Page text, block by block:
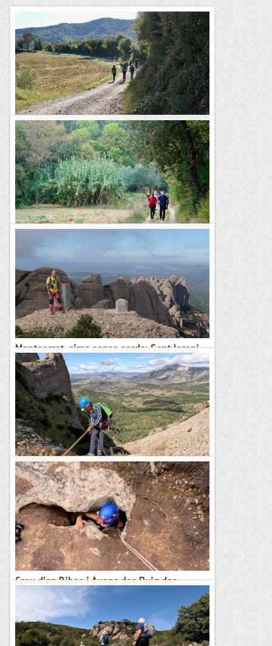
GR2: Sant Martí Sesserres - Besalú
Una nova etapa del GR2, el camí de gran recorregut que
comença a la Jonquera i acaba a Sant Adrià de Besòs. Avui
hem deixat enrere l’Alt Empordà i hem entrat a la...
Blog de muntanya
GR2: Terrades - Sant Martí Sesserres
Segona etapa del GR2, el camí de gran recorregut que
comença a La Jonquera i acaba a Sant Adrià. Avui hem seguit
recorrent l'Alt Empordà sortint de la petita...
Blog de muntanya
Montserrat, cims sense corda: Sant Jeroni
(II)
Ja fa quatre anys que es va publicar el llibre Montserrat, cims
sense corda. En aquesta publicació es proposa un bon grapat
d'ascensions a roques i agulles de...
Blog de muntanya
Barranc de Sant Miquel
Avui hem tornat a visitar la petita comarca de la Terreta,
situada a la vall de la Noguera Ribagorçana, entre la serra de
Sant Gervàs i el Mont-rebei. Aquesta vegada...
Blog de muntanya
Creu d'en Ribes i Avenc des Puig des
Després de molts dies de calor intensa, avui el temps ha
canviat i hem tingut un dia ennuvolat i plujós. Hem aprofitat
aquest clima, més agradable que les...